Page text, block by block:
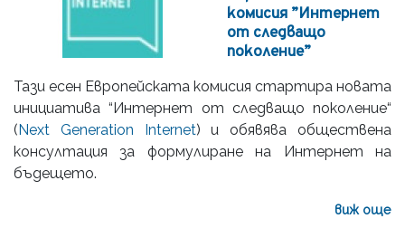
комисия ”Интернет
от следващо
поколение”
Тази есен Европейската комисия стартира новата
инициатива “Интернет от следващо поколение“
(Next Generation Internet) и обявява обществена
консултация за формулиране на Интернет на
бъдещето.
виж още